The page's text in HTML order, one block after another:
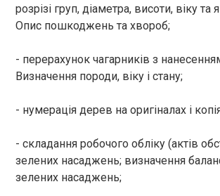
розрізі груп, діаметра, висоти, віку та
Опис пошкоджень та хвороб;
- перерахунок чагарників з
Визначення породи, віку і стану;
- нумерація дерев на оригіналах і
- складання робочого обліку (актів
зелених насаджень; визначення
зелених насаджень;